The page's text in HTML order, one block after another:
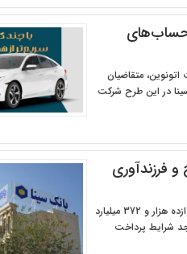
حساب‌های
متقاضیان
بانک سینا در این طرح شرکت
و فرزند‌آوری
بانک سینا از ابتدای سال جاری تا پایان خردادماه 1405، مبلغ دوازده هزار و 372 میلیارد
شرایط پرداخت